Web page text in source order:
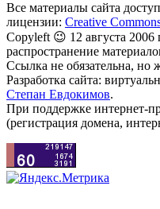
Все материалы сайта
лицензии: Creative
Copyleft 😉 12 августа
распространение
Ссылка не обязательна, но
Разработка сайта:
Степан Евдокимов.
При поддержке интернет-
(регистрация домена,